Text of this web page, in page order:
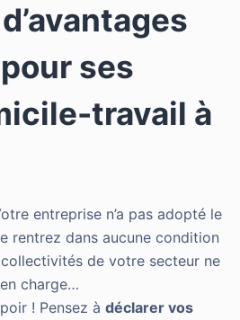
ses
travail à
entreprise n’a pas adopté le
rentrez dans aucune condition
collectivités de votre secteur ne
charge…
! Pensez à déclarer vos